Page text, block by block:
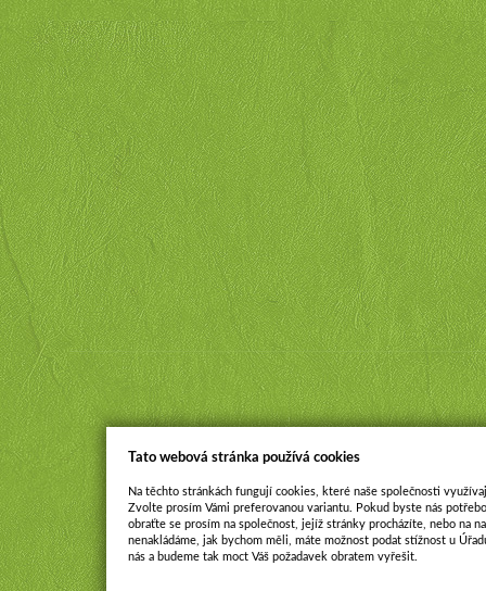
Tato webová stránka používá cookies
Na těchto stránkách fungují cookies, které naše společnosti
Zvolte prosím Vámi preferovanou variantu. Pokud byste nás
obraťte se prosím na společnost, jejíž stránky procházíte, nebo na
nenakládáme, jak bychom měli, máte možnost podat stížnost u
nás a budeme tak moct Váš požadavek obratem vyřešit.